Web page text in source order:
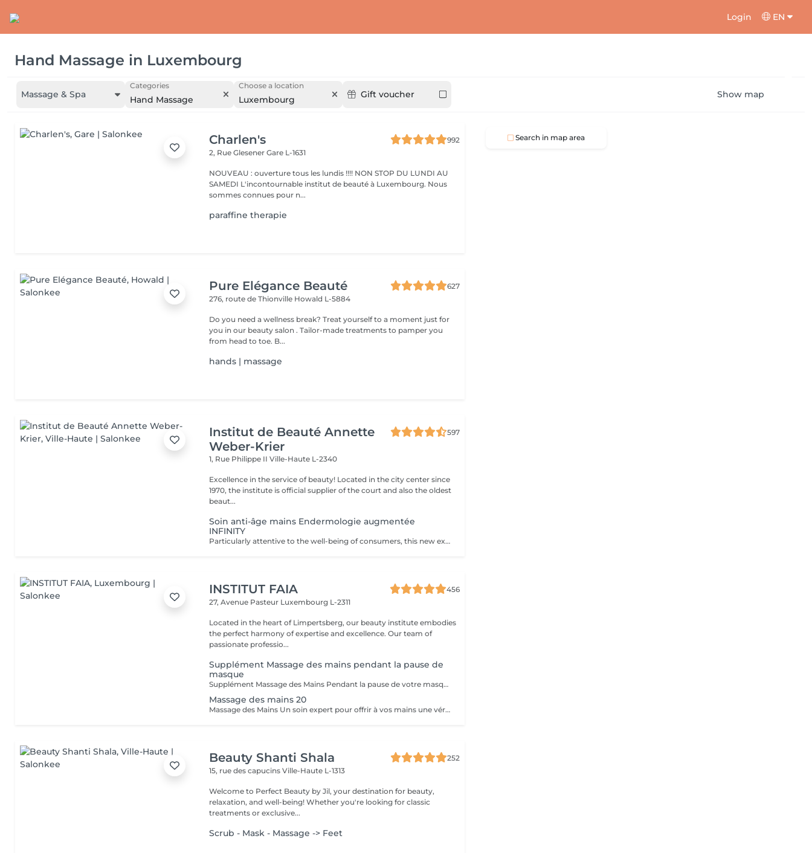
Login EN
Hand Massage in Luxembourg
Massage & Spa
Categories
Hand Massage
Choose a location
Luxembourg Gift voucher Show map
Charlen's
992
2, Rue GlesenerGare L-1631
NOUVEAU : ouverture tous les lundis !!!! NON STOP DU LUNDI AU
SAMEDI L'incontournable institut de beauté à Luxembourg. Nous
sommes connues pour n...
paraffine therapie
Pure Elégance Beauté
627
276, route de Thionville Howald L-5884
Do you need a wellness break? Treat yourself to a moment just for
you in our beauty salon . Tailor-made treatments to pamper you
from head to toe. B...
hands | massage
Institut de Beauté Annette
Weber-Krier
597
1, Rue Philippe IIVille-Haute L-2340
Excellence in the service of beauty! Located in the city center since
1970, the institute is official supplier of the court and also the oldest
beaut...
Soin anti-âge mains Endermologie augmentée
INFINITY
Particularly attentive to the well-being of consumers, this new exclusive LPG® protocol is the alliance of technicality, which is based on the patented technology of the CelluM6 Alliance® device and sensoriality for immediate and lasting effectiveness on the body. And this, thanks to a succession of maneuvers carried out both by the Alliance® treatment head, the application of a mask and by the hands of the practitioner
INSTITUT FAIA
456
27, Avenue Pasteur Luxembourg L-2311
Located in the heart of Limpertsberg, our beauty institute embodies
the perfect harmony of expertise and excellence. Our team of
passionate professio...
Supplément Massage des mains pendant la pause de
masque
Supplément Massage des Mains Pendant la pause de votre masque, offrez-vous un massage des mains de 15 minutes. Un moment de pure détente qui libère les tensions, nourrit la peau et prolonge le bien-être. Un geste apprécié de nos clientes pour sublimer leur soin visage.
Massage des mains 20
Massage des Mains Un soin expert pour offrir à vos mains une véritable parenthèse de bien-être. Ce massage complet de 30 minutes dénoue les tensions, stimule la circulation et nourrit la peau en profondeur. Grâce à des manuvres enveloppantes et précises, il procure une sensation immédiate de légèreté et de relaxation. Idéal pour soulager les mains sollicitées au quotidien, améliorer la souplesse articulaire et apaiser l'esprit. Un moment de soin et d'attention, réalisé avec expertise, pour des mains douces, détendues et parfaitement ressourcées.
Beauty Shanti Shala
252
15, rue des capucinsVille-Haute L-1313
Welcome to Perfect Beauty by Jil, your destination for beauty,
relaxation, and well-being! Whether you're looking for classic
treatments or exclusive...
Scrub - Mask - Massage -> Feet
Search in map area